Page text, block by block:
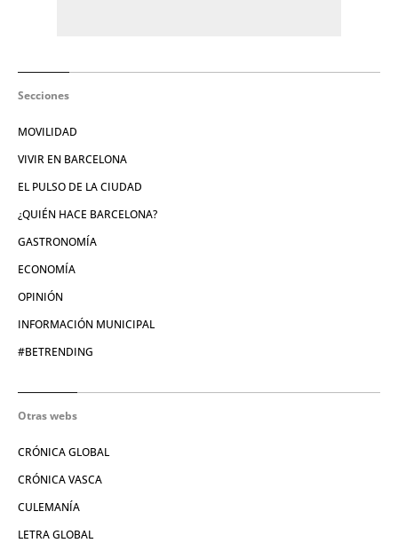
Secciones
MOVILIDAD
VIVIR EN BARCELONA
EL PULSO DE LA CIUDAD
¿QUIÉN HACE BARCELONA?
GASTRONOMÍA
ECONOMÍA
OPINIÓN
INFORMACIÓN MUNICIPAL
#BETRENDING
Otras webs
CRÓNICA GLOBAL
CRÓNICA VASCA
CULEMANÍA
LETRA GLOBAL